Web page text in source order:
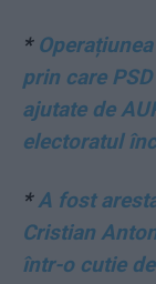
*
prin care
ajutate de
electoratul
*A fost
Cristian
într-o cutie